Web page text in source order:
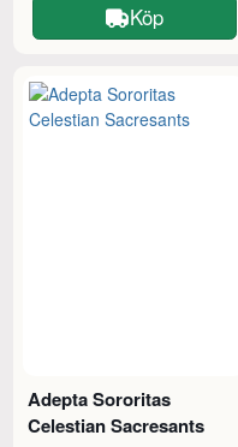
Köp
Adepta Sororitas
Celestian Sacresants